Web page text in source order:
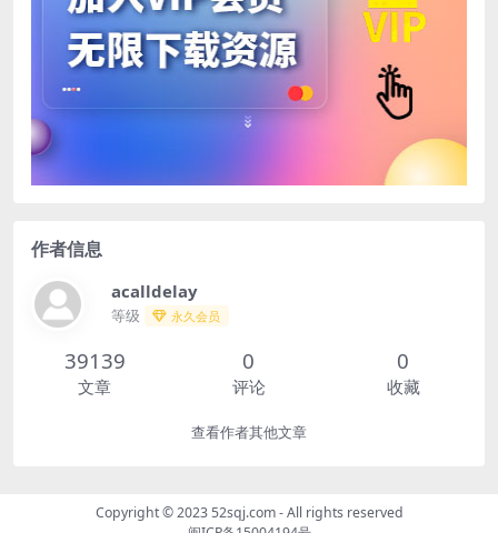
作者信息
acalldelay
等级 永久会员
39139
文章
0
评论
0
收藏
查看作者其他文章
Copyright © 2023 52sqj.com- All rights reserved